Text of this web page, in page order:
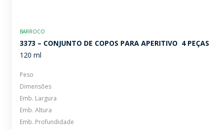
BARROCO
3373 – CONJUNTO DE COPOS PARA APERITIVO  4 PEÇAS
120 ml
Peso
Dimensões
Emb. Largura
Emb. Altura
Emb. Profundidade